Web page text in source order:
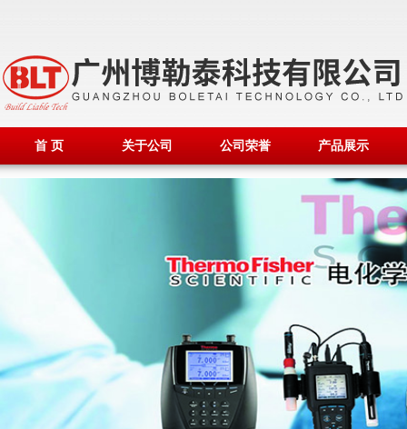
首 页 关于公司 公司荣誉 产品展示